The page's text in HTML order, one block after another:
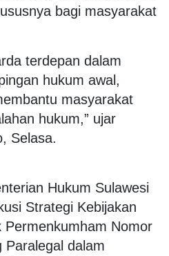
bagi masyarakat
terdepan dalam
hukum awal,
masyarakat
hukum,” ujar
Selasa.
Hukum Sulawesi
Strategi Kebijakan
Permenkumham Nomor
Paralegal dalam